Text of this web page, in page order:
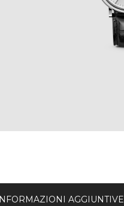
INFORMAZIONI AGGIUNTIVE